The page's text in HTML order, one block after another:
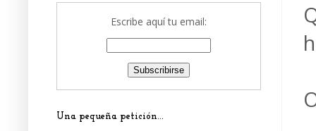
Escribe aquí tu email:
Una pequeña petición...